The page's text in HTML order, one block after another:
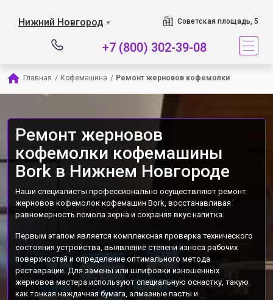
Нижний Новгород ▼ Советская площадь, 5
+7 (800) 302-39-08
Главная / Кофемашина / Ремонт жерновов кофемолки
Ремонт жерновов
кофемолки кофемашины
Bork в Нижнем Новгороде
Наши специалисты профессионально осуществляют ремонт
жерновов кофемолок кофемашин Bork, восстанавливая
равномерность помола зерна и сохраняя вкус напитка.
Первым этапом является комплексная проверка технического
состояния устройства, выявление степени износа рабочих
поверхностей и определение оптимального метода
реставрации. Для замены или шлифовки изношенных
жерновов мастера используют специальную оснастку, такую
как тонкая наждачная бумага, алмазные пасты и